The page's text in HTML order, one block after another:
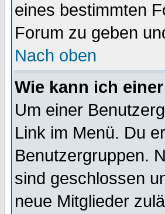
eines bestimmten
Forum zu geben
Nach oben
Wie kann ich
Um einer
Link im Menü. Du
Benutzergruppen.
sind geschlossen
neue Mitglieder